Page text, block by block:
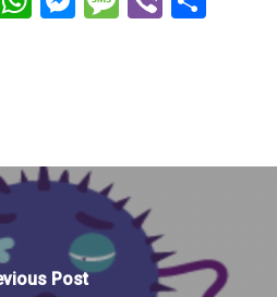
Post